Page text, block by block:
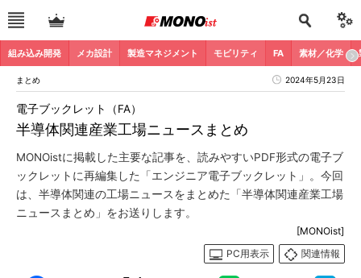
組み込み開発 メカ設計 製造マネジメント モビリティ FA 素材／化学
まとめ 2024年5月23日
半導体関連産業工場ニュースまとめ
電子ブックレット（FA）
MONOistに掲載した主要な記事を、読みやすいPDF形式の電子ブ
ックレットに再編集した「エンジニア電子ブックレット」。今回
は、半導体関連の工場ニュースをまとめた「半導体関連産業工場
ニュースまとめ」をお送りします。
[MONOist]
PC用表示
関連情報